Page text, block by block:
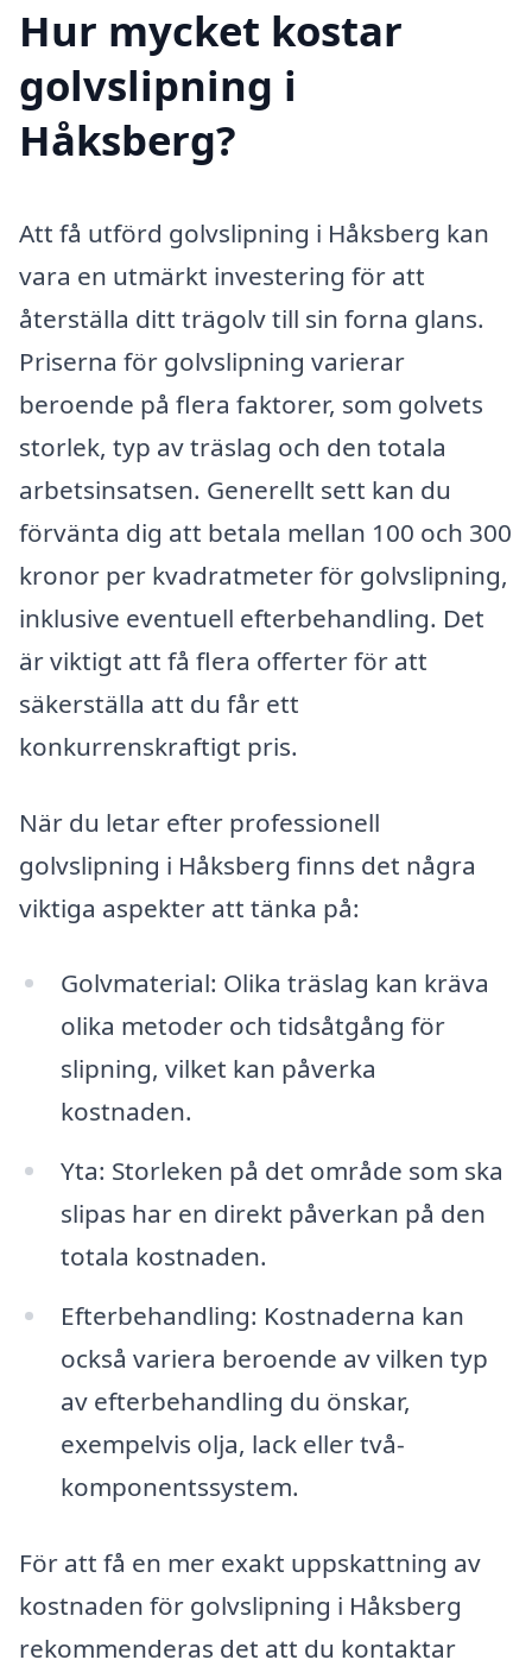
Hur mycket kostar
golvslipning i
Håksberg?
Att få utförd golvslipning i Håksberg kan
vara en utmärkt investering för att
återställa ditt trägolv till sin forna glans.
Priserna för golvslipning varierar
beroende på flera faktorer, som golvets
storlek, typ av träslag och den totala
arbetsinsatsen. Generellt sett kan du
förvänta dig att betala mellan 100 och 300
kronor per kvadratmeter för golvslipning,
inklusive eventuell efterbehandling. Det
är viktigt att få flera offerter för att
säkerställa att du får ett
konkurrenskraftigt pris.
När du letar efter professionell
golvslipning i Håksberg finns det några
viktiga aspekter att tänka på:
Golvmaterial: Olika träslag kan kräva
olika metoder och tidsåtgång för
slipning, vilket kan påverka
kostnaden.
Yta: Storleken på det område som ska
slipas har en direkt påverkan på den
totala kostnaden.
Efterbehandling: Kostnaderna kan
också variera beroende av vilken typ
av efterbehandling du önskar,
exempelvis olja, lack eller två-
komponentssystem.
För att få en mer exakt uppskattning av
kostnaden för golvslipning i Håksberg
rekommenderas det att du kontaktar